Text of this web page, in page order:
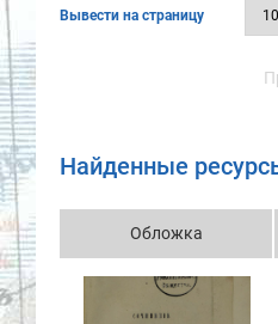
Вывести на страницу
Найденные
Обложка